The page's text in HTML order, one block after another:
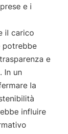
e i
il carico
potrebbe
e
. In un
la
influire